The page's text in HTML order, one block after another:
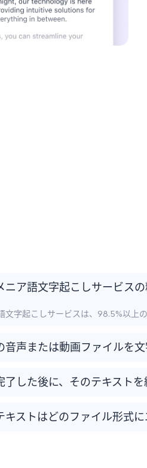
ニア語文字起こしサービス
文字起こしサービスは、98.5%以上
音声または動画ファイルを
了した後に、そのテキスト
キストはどのファイル形式